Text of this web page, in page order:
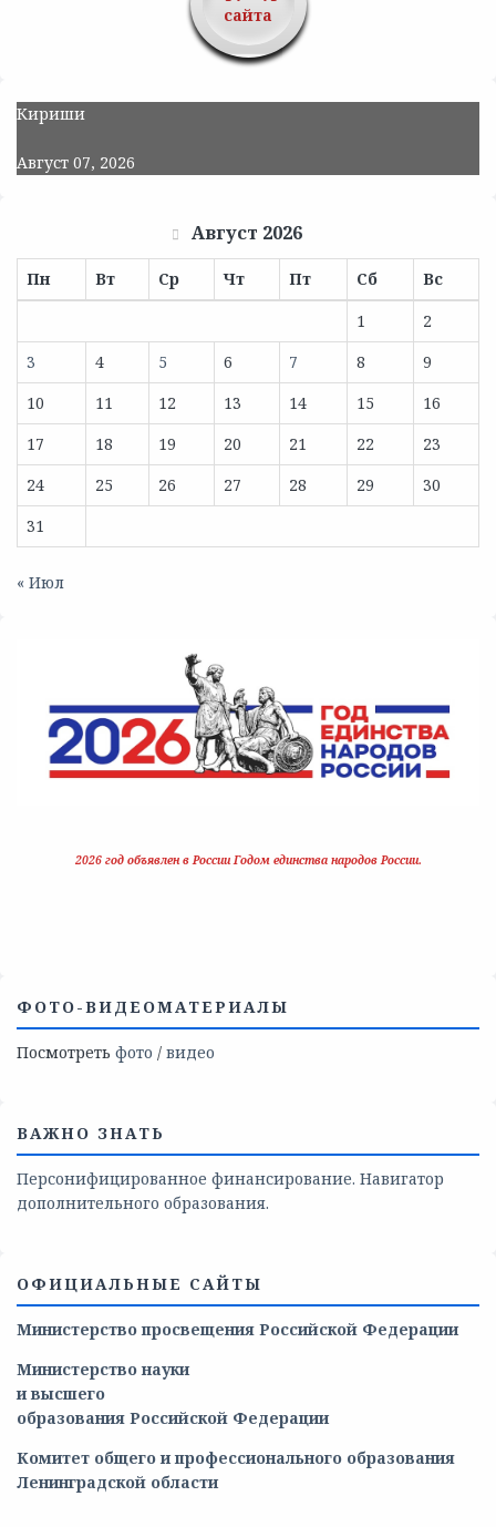
сайта
Кириши
Август 07, 2026
Август 2026
Пн Вт Ср Чт Пт Сб
Вс
1
2
3
4 5 6 7 8
9
10
11 12 13 14 15
16
17
18 19 20 21 22
23
24
25 26 27 28 29
30
31
« Июл
2026 год объявлен в России Годом единства народов России.
ФОТО-ВИДЕОМАТЕРИАЛЫ
Посмотреть фото / видео
ВАЖНО ЗНАТЬ
Персонифицированное финансирование. Навигатор
дополнительного образования.
ОФИЦИАЛЬНЫЕ САЙТЫ
Министерство просвещения Российской Федерации
Министерство науки
и высшего
образования Российской Федерации
Комитет общего и профессионального образования
Ленинградской области